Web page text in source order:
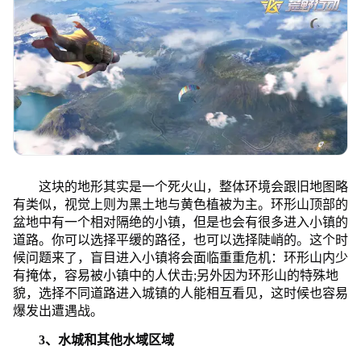
这块的地形其实是一个死火山，整体环境会跟旧地图略
有类似，视觉上则为黑土地与黄色植被为主。环形山顶部的
盆地中有一个相对隔绝的小镇，但是也会有很多进入小镇的
道路。你可以选择平缓的路径，也可以选择陡峭的。这个时
候问题来了，盲目进入小镇将会面临重重危机：环形山内少
有掩体，容易被小镇中的人伏击;另外因为环形山的特殊地
貌，选择不同道路进入城镇的人能相互看见，这时候也容易
爆发出遭遇战。
3、水城和其他水域区域